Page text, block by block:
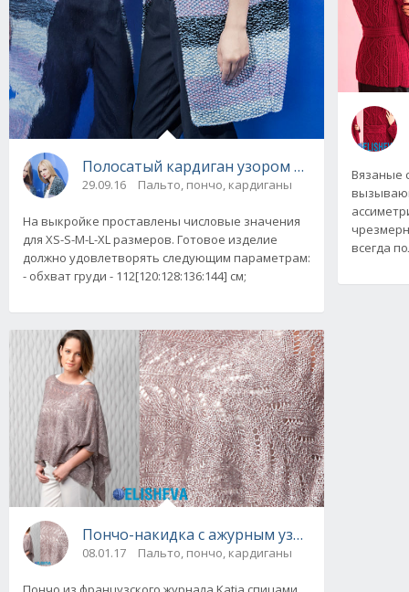
Полосатый кардиган узором рис спицами
29.09.16 Пальто, пончо, кардиганы
На выкройке проставлены числовые значения
для XS-S-M-L-XL размеров. Готовое изделие
должно удовлетворять следующим параметрам:
- обхват груди - 112[120:128:136:144] см;
Пончо-накидка с ажурным узором из
08.01.17 Пальто, пончо, кардиганы
Вязаные
всегда